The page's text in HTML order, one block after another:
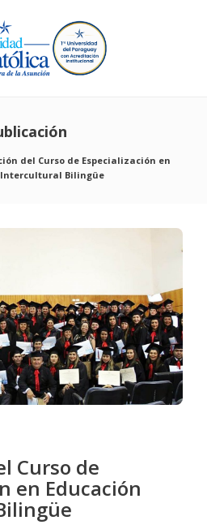
del Curso de Especialización en
Intercultural Bilingüe
Curso de
en Educación